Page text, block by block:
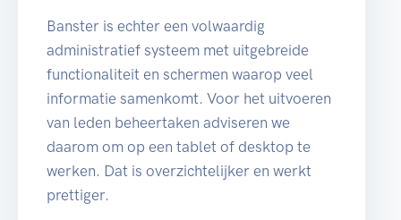
Banster is echter een volwaardig
administratief systeem met uitgebreide
functionaliteit en schermen waarop veel
informatie samenkomt. Voor het uitvoeren
van leden beheertaken adviseren we
daarom om op een tablet of desktop te
werken. Dat is overzichtelijker en werkt
prettiger.